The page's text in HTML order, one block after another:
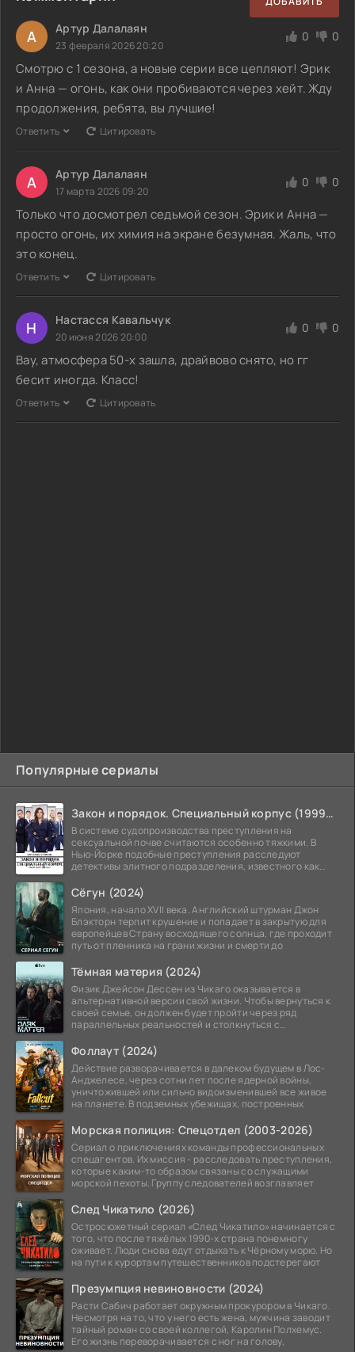
Популярные сериалы
Закон и порядок. Специальный корпус (1999-2026)
В системе судопроизводства преступления на
сексуальной почве считаются особенно тяжкими. В
Нью-Йорке подобные преступления расследуют
детективы элитного подразделения, известного как
Сёгун (2024)
Япония, начало XVII века. Английский штурман Джон
Блэкторн терпит крушение и попадает в закрытую для
европейцев Страну восходящего солнца, где проходит
путь от пленника на грани жизни и смерти до
Тёмная материя (2024)
Физик Джейсон Дессен из Чикаго оказывается в
альтернативной версии свой жизни. Чтобы вернуться к
своей семье, он должен будет пройти через ряд
параллельных реальностей и столкнуться с
Фоллаут (2024)
Действие разворачивается в далеком будущем в Лос-
Анджелесе, через сотни лет после ядерной войны,
уничтожившей или сильно видоизменившей все живое
на планете. В подземных убежищах, построенных
Морская полиция: Спецотдел (2003-2026)
Сериал о приключениях команды профессиональных
спецагентов. Их миссия - расследовать преступления,
которые каким-то образом связаны со служащими
морской пехоты. Группу следователей возглавляет
След Чикатило (2026)
Остросюжетный сериал «След Чикатило» начинается с
того, что после тяжёлых 1990-х страна понемногу
оживает. Люди снова едут отдыхать к Чёрному морю. Но
на пути к курортам путешественников подстерегают
Презумпция невиновности (2024)
Расти Сабич работает окружным прокурором в Чикаго.
Несмотря на то, что у него есть жена, мужчина заводит
тайный роман со своей коллегой, Каролин Полхемус.
Его жизнь переворачивается с ног на голову,
А Артур Далалаян
23 февраля 2026 20:20
0 0
Смотрю с 1 сезона, а новые серии все цепляют! Эрик
и Анна — огонь, как они пробиваются через хейт. Жду
продолжения, ребята, вы лучшие!
Ответить Цитировать
А Артур Далалаян
17 марта 2026 09:20
0 0
Только что досмотрел седьмой сезон. Эрик и Анна —
просто огонь, их химия на экране безумная. Жаль, что
это конец.
Ответить Цитировать
Н Настасся Кавальчук
20 июня 2026 20:00
0 0
Вау, атмосфера 50-х зашла, драйвово снято, но гг
бесит иногда. Класс!
Ответить Цитировать